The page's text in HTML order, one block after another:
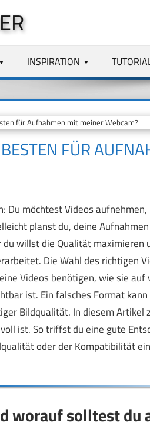
INSPIRATION
für Aufnahmen mit meiner Webcam?
FÜR
Du möchtest Videos
planst du, deine
willst die Qualität maximieren
Die Wahl des richtigen
Videos benötigen, wie sie auf
ist. Ein falsches Format
Bildqualität. In diesem Artikel
ist. So triffst du eine gute
oder der Kompatibilität
worauf solltest du